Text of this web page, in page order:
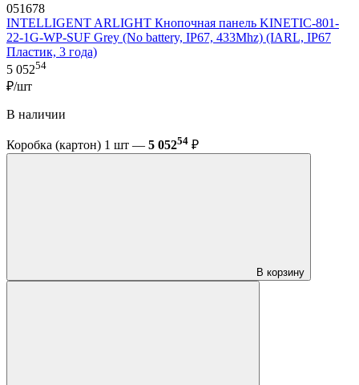
051678
INTELLIGENT ARLIGHT Кнопочная панель KINETIC-801-
22-1G-WP-SUF Grey (No battery, IP67, 433Mhz) (IARL, IP67
Пластик, 3 года)
5 05254
₽/шт
В наличии
Коробка (картон) 1 шт — 5 05254 ₽
В корзину